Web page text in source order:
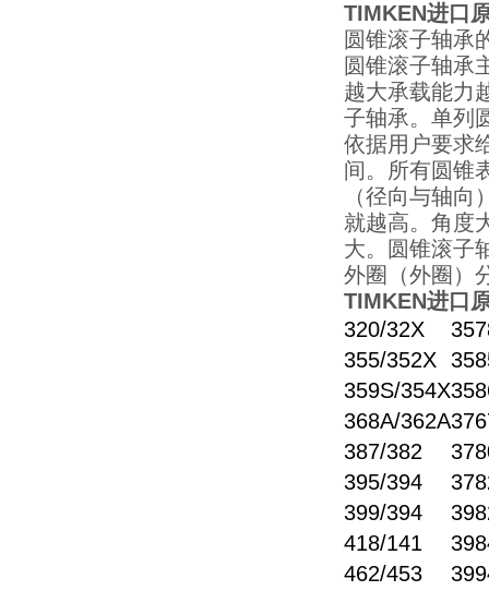
TIMKEN进口
圆锥滚子轴承
圆锥滚子轴承
越大承载能力
子轴承。单列
依据用户要求
间。所有圆锥
（径向与轴
就越高。角度
大。圆锥滚子
外圈（外圈）
TIMKEN进口
320/32X
355/352X
359S/354X
368A/362A
387/382
395/394
399/394
418/141
462/453